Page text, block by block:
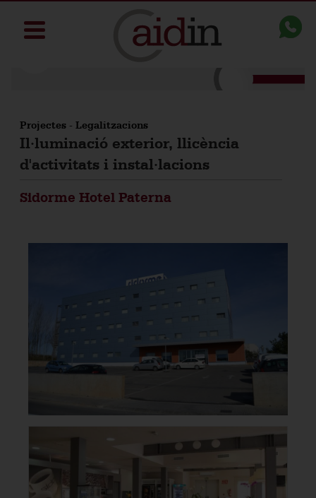
Projectes -Legalitzacions
Il·luminació exterior, llicència
d'activitats i instal·lacions
Sidorme Hotel Paterna